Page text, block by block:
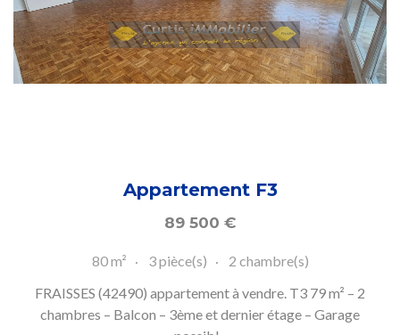
Appartement F3
89 500 €
80 m² 3 pièce(s)
2 chambre(s)
FRAISSES (42490) appartement à vendre. T3 79 m² – 2
chambres – Balcon – 3ème et dernier étage – Garage